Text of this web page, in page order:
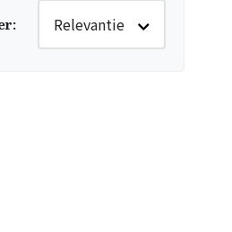
: Relevantie